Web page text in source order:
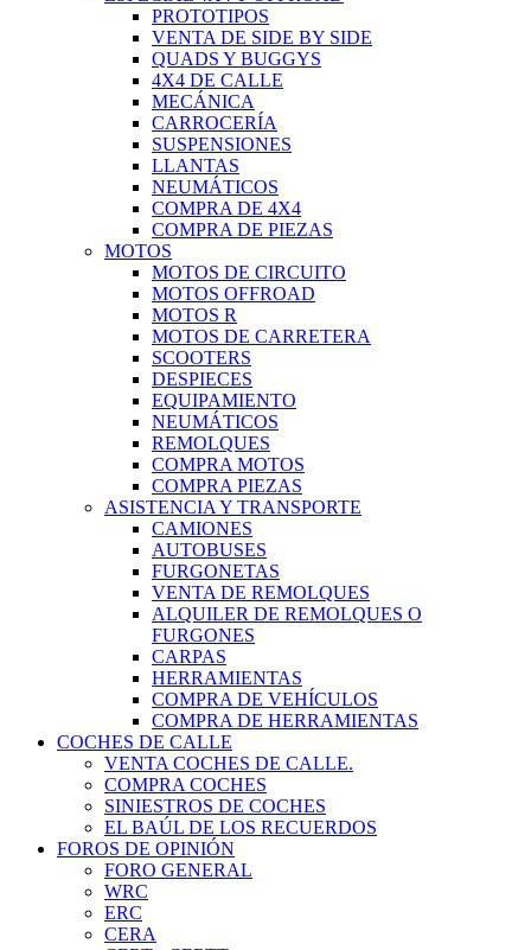
PROTOTIPOS
VENTA DE SIDE BY SIDE
QUADS Y BUGGYS
4X4 DE CALLE
MECÁNICA
CARROCERÍA
SUSPENSIONES
LLANTAS
NEUMÁTICOS
COMPRA DE 4X4
COMPRA DE PIEZAS
MOTOS
MOTOS DE CIRCUITO
MOTOS OFFROAD
MOTOS R
MOTOS DE CARRETERA
SCOOTERS
DESPIECES
EQUIPAMIENTO
NEUMÁTICOS
REMOLQUES
COMPRA MOTOS
COMPRA PIEZAS
ASISTENCIA Y TRANSPORTE
CAMIONES
AUTOBUSES
FURGONETAS
VENTA DE REMOLQUES
ALQUILER DE REMOLQUES O
FURGONES
CARPAS
HERRAMIENTAS
COMPRA DE VEHÍCULOS
COMPRA DE HERRAMIENTAS
COCHES DE CALLE
VENTA COCHES DE CALLE.
COMPRA COCHES
SINIESTROS DE COCHES
EL BAÚL DE LOS RECUERDOS
FOROS DE OPINIÓN
FORO GENERAL
WRC
ERC
CERA